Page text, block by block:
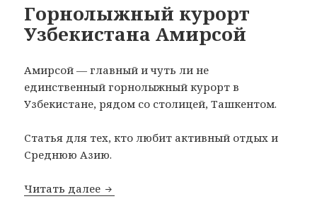
Горнолыжный курорт
Узбекистана Амирсой
Амирсой — главный и чуть ли не
единственный горнолыжный курорт в
Узбекистане, рядом со столицей, Ташкентом.
Статья для тех, кто любит активный отдых и
Среднюю Азию.
Читать далее Горнолыжный курорт Узбекистана